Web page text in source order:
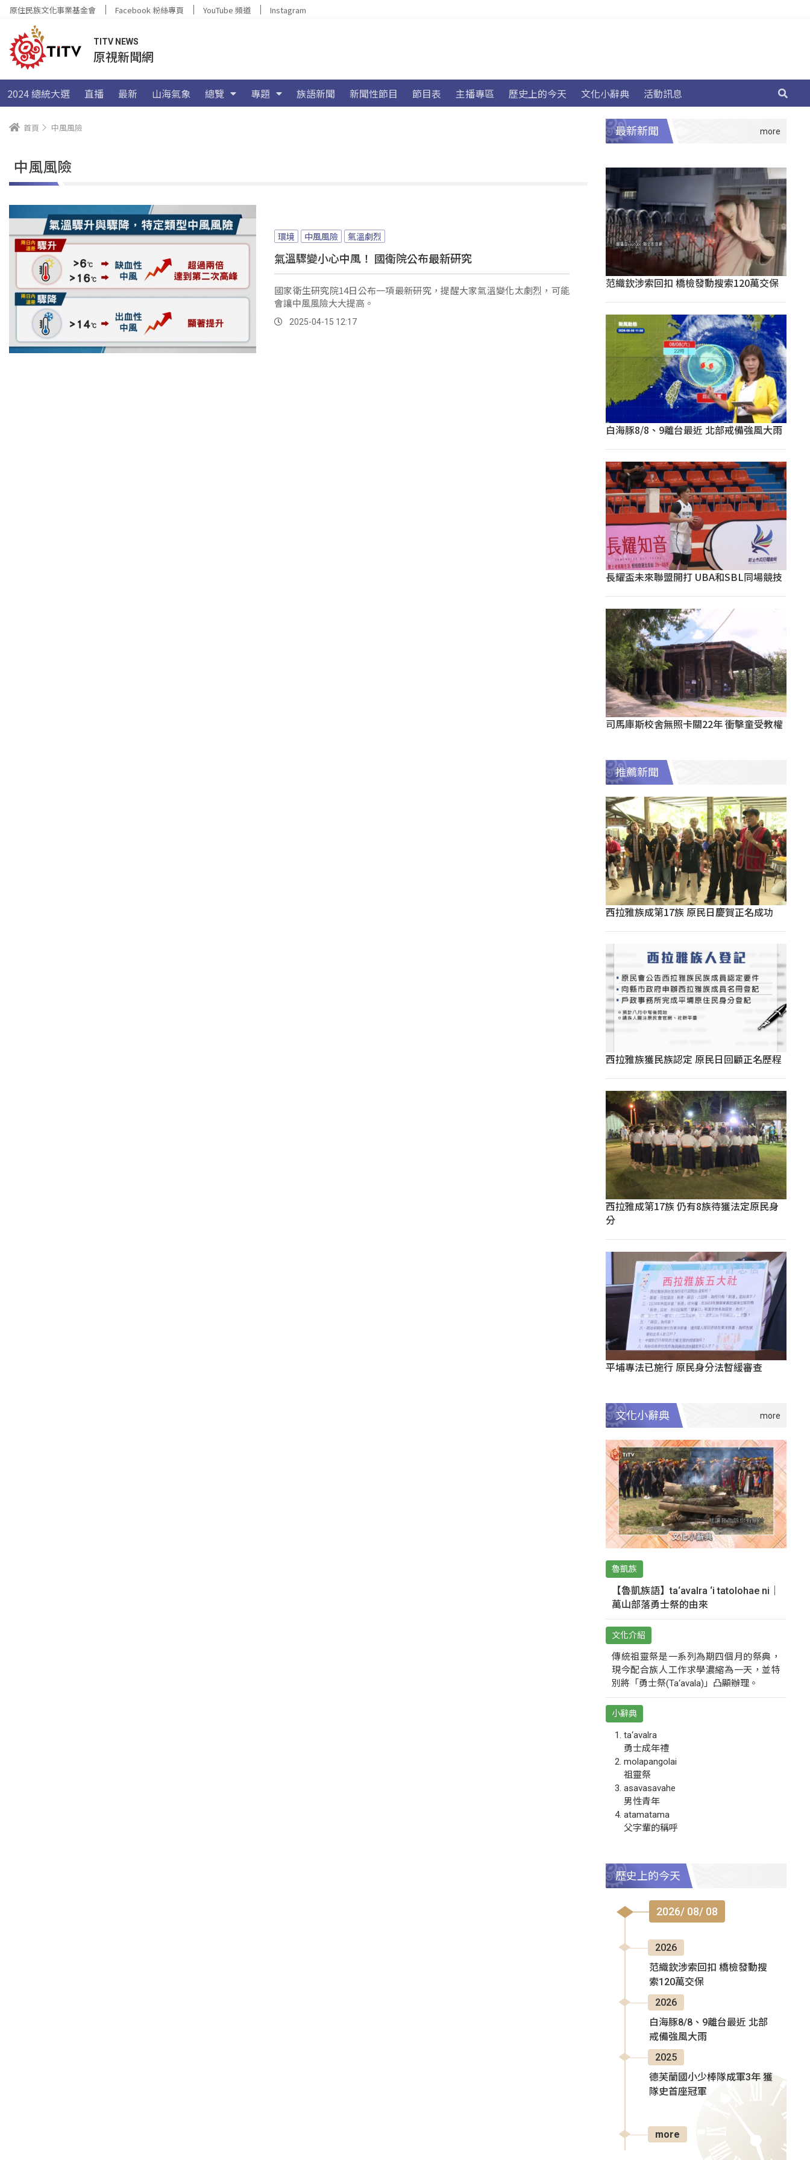
原住民族文化事業基金會 Facebook 粉絲專頁 YouTube 頻道 Instagram
TITV NEWS
原視新聞網
2024 總統大選 直播 最新 山海氣象 總覽 專題 族語新聞 新聞性節目 節目表 主播專區 歷史上的今天 文化小辭典 活動訊息
首頁 中風風險
中風風險
環境 中風風險 氣溫劇烈
氣溫驟變小心中風！ 國衛院公布最新研究
國家衛生研究院14日公布一項最新研究，提醒大家氣溫變化太劇烈，可能
會讓中風風險大大提高。
2025-04-15 12:17
最新新聞
范織欽涉索回扣 橋檢發動搜索120萬交保
白海豚8/8、9離台最近 北部戒備強風大雨
長耀盃未來聯盟開打 UBA和SBL同場競技
司馬庫斯校舍無照卡關22年 衝擊童受教權
推薦新聞
西拉雅族成第17族 原民日慶賀正名成功
西拉雅族獲民族認定 原民日回顧正名歷程
西拉雅成第17族 仍有8族待獲法定原民身
分
平埔專法已施行 原民身分法暫緩審查
文化小辭典
魯凱族
【魯凱族語】ta‘avalra ‘i tatolohae ni｜
萬山部落勇士祭的由來
文化介紹
傳統祖靈祭是一系列為期四個月的祭典，
現今配合族人工作求學濃縮為一天，並特
別將「勇士祭(Ta‘avala)」凸顯辦理。
小辭典
ta‘avalra
勇士成年禮
molapangolai
祖靈祭
asavasavahe
男性青年
atamatama
父字輩的稱呼
歷史上的今天
2026/ 08/ 08
2026
范織欽涉索回扣 橋檢發動搜
索120萬交保
2026
白海豚8/8、9離台最近 北部
戒備強風大雨
2025
德芙蘭國小少棒隊成軍3年 獲
隊史首座冠軍
more